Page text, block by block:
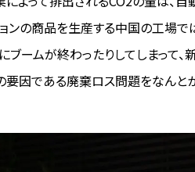
ョンの商品を生産する中国の工場
ブームが終わったりしてしまって
要因である廃棄ロス問題をなんと